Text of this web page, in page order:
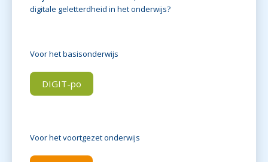
digitale geletterdheid in het onderwijs?
Voor het basisonderwijs
DIGIT-po
Voor het voortgezet onderwijs